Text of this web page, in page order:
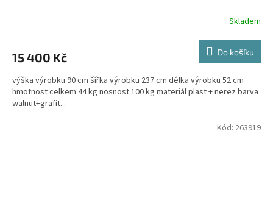
Skladem
15 400 Kč Do košíku
výška výrobku 90 cm šířka výrobku 237 cm délka výrobku 52 cm
hmotnost celkem 44 kg nosnost 100 kg materiál plast + nerez barva
walnut+grafit...
Kód: 263919